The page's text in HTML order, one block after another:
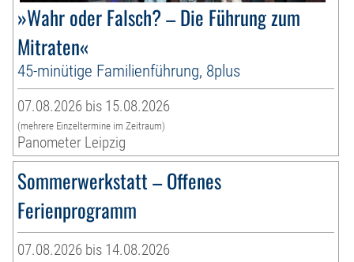
»Wahr oder Falsch? – Die Führung zum
Mitraten«
45-minütige Familienführung, 8plus
07.08.2026 bis 15.08.2026
(mehrere Einzeltermine im Zeitraum)
Panometer Leipzig
Sommerwerkstatt – Offenes
Ferienprogramm
07.08.2026 bis 14.08.2026